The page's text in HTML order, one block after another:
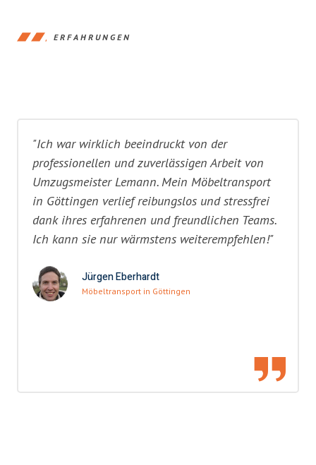
ERFAHRUNGEN
"Ich war wirklich beeindruckt von der
professionellen und zuverlässigen Arbeit von
Umzugsmeister Lemann. Mein Möbeltransport
in Göttingen verlief reibungslos und stressfrei
dank ihres erfahrenen und freundlichen Teams.
Ich kann sie nur wärmstens weiterempfehlen!"
Jürgen Eberhardt
Möbeltransport in Göttingen